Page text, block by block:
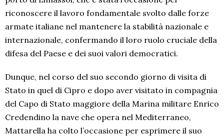
riconoscere il lavoro fondamentale svolto dalle forze
armate italiane nel mantenere la stabilità nazionale e
internazionale, confermando il loro ruolo cruciale della
difesa del Paese e dei suoi valori democratici.
Dunque, nel corso del suo secondo giorno di visita di
Stato in quel di Cipro e dopo aver visitato in compagnia
del Capo di Stato maggiore della Marina militare Enrico
Credendino la nave che opera nel Mediterraneo,
Mattarella ha colto l’occasione per esprimere il suo